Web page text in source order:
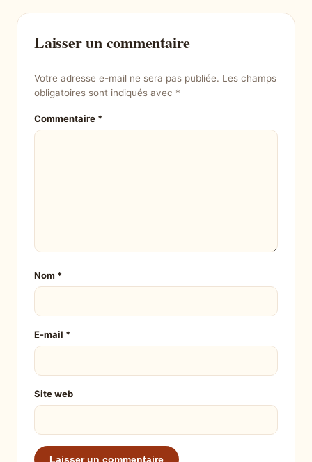
Laisser un commentaire
Votre adresse e-mail ne sera pas publiée. Les champs
obligatoires sont indiqués avec *
Commentaire *
Nom *
E-mail *
Site web